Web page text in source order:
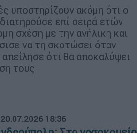
υποστηρίζουν ακόμη ότι ο
επί σειρά ετών
σχέση με την ανήλικη και
να τη σκοτώσει όταν
απείλησε ότι θα αποκαλύψει
τους
20.07.2026 18:36